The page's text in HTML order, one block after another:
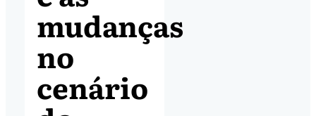
mudanças
no
cenário